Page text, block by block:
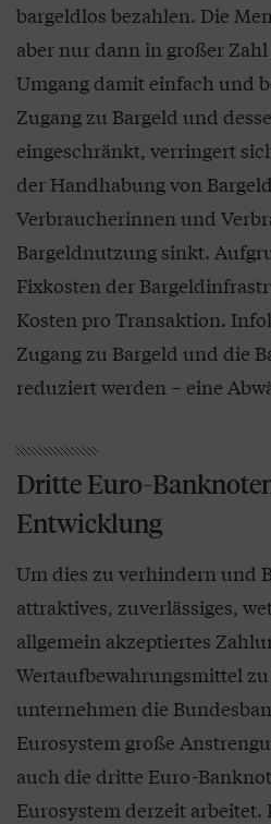
bargeldlos bezahlen. Die
aber nur dann in großer
Umgang damit einfach und
Zugang zu Bargeld und
eingeschränkt, verringert
der Handhabung von
Verbraucherinnen und
Bargeldnutzung sinkt.
Fixkosten der
Kosten pro Transaktion.
Zugang zu Bargeld und die
reduziert werden – eine
Dritte Euro-
Entwicklung
Um dies zu verhindern und
attraktives, zuverlässiges,
allgemein akzeptiertes
Wertaufbewahrungsmittel
unternehmen die
Eurosystem große
auch die dritte Euro-
Eurosystem derzeit arbeitet.